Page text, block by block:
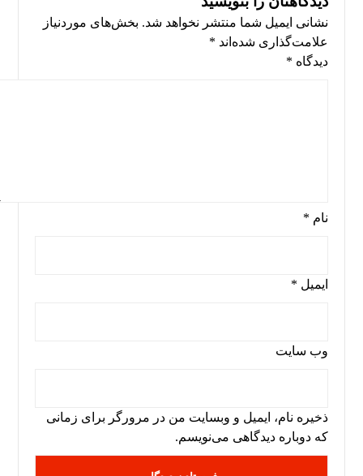
نشانی ایمیل شما منتشر نخواهد شد. بخش‌های موردنیاز
علامت‌گذاری شده‌اند *
دیدگاه *
نام *
ایمیل *
وب‌ سایت
ذخیره نام، ایمیل و وبسایت من در مرورگر برای زمانی
که دوباره دیدگاهی می‌نویسم.